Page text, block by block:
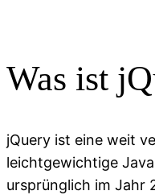
Was ist
jQuery ist eine weit
leichtgewichtige
ursprünglich im Jahr